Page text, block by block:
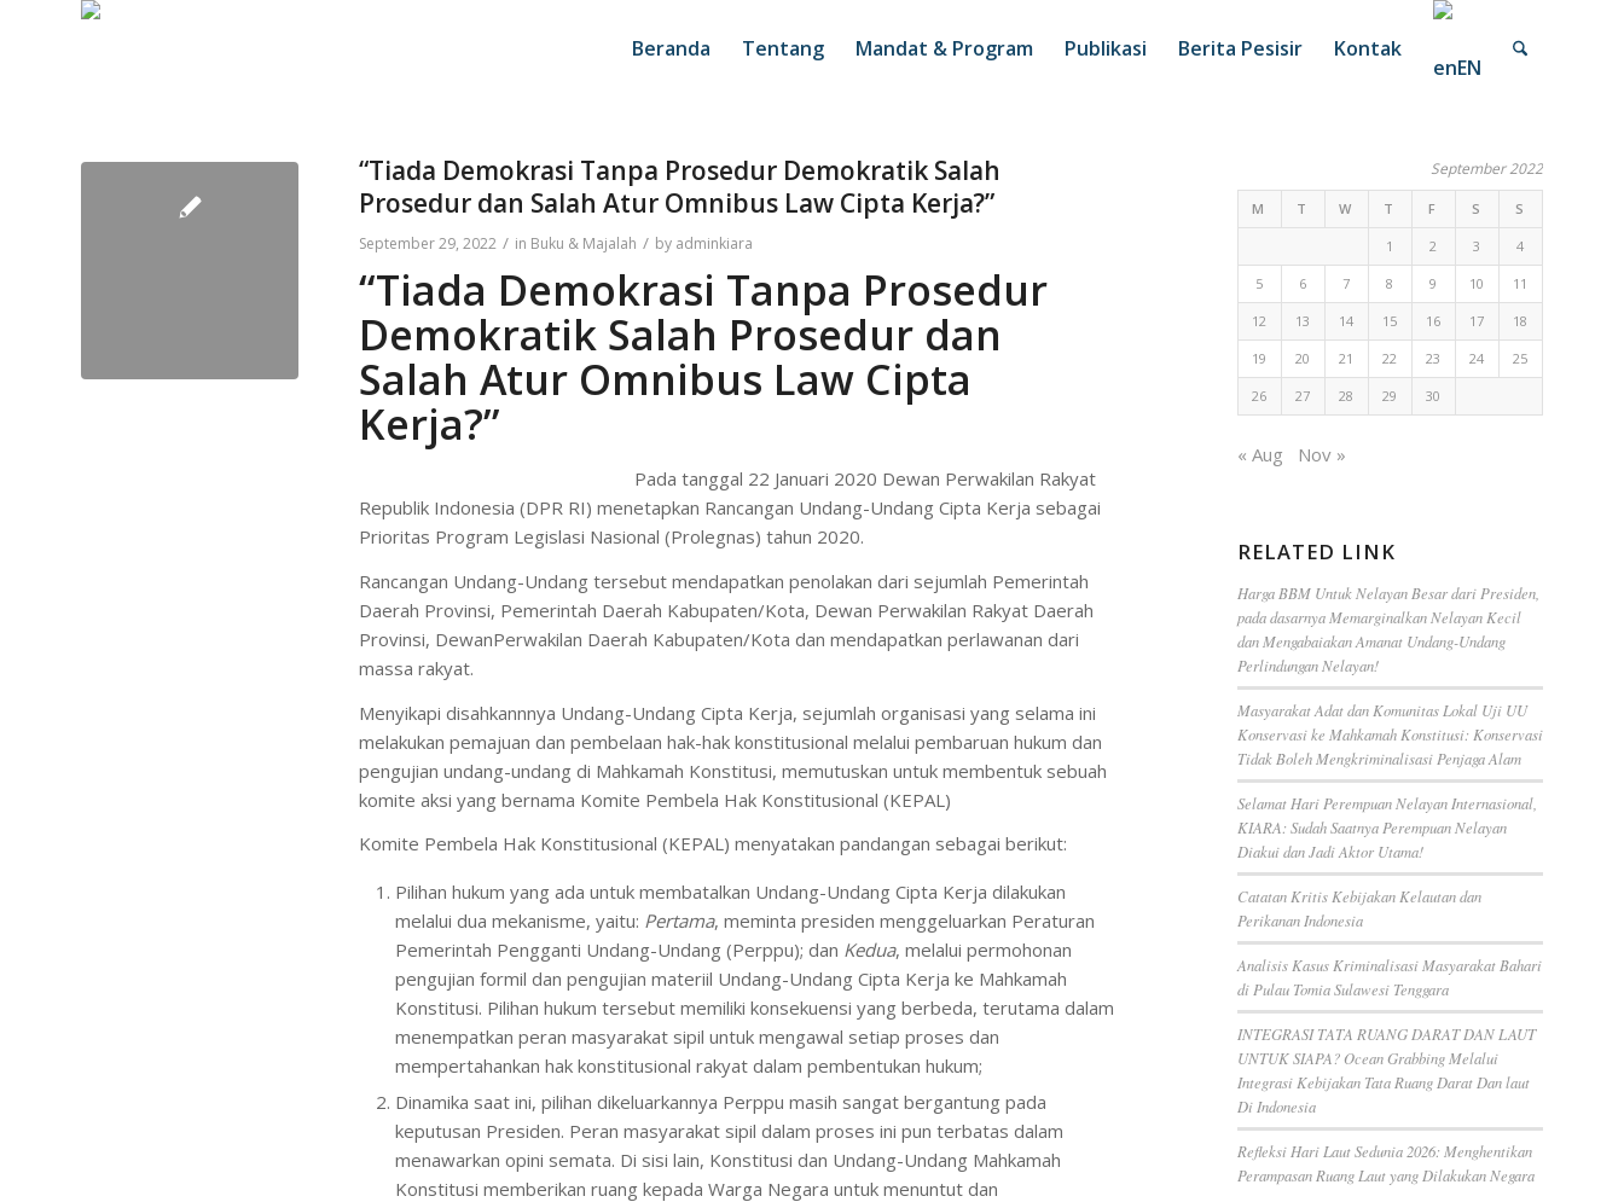
Beranda Tentang Mandat & Program Publikasi Berita Pesisir Kontak
EN
“Tiada Demokrasi Tanpa Prosedur Demokratik Salah
Prosedur dan Salah Atur Omnibus Law Cipta Kerja?”
September 29, 2022 / in Buku & Majalah / by adminkiara
“Tiada Demokrasi Tanpa Prosedur
Demokratik Salah Prosedur dan
Salah Atur Omnibus Law Cipta
Kerja?”
Pada tanggal 22 Januari 2020 Dewan Perwakilan Rakyat
Republik Indonesia (DPR RI) menetapkan Rancangan Undang-Undang Cipta Kerja sebagai
Prioritas Program Legislasi Nasional (Prolegnas) tahun 2020.
Rancangan Undang-Undang tersebut mendapatkan penolakan dari sejumlah Pemerintah
Daerah Provinsi, Pemerintah Daerah Kabupaten/Kota, Dewan Perwakilan Rakyat Daerah
Provinsi, DewanPerwakilan Daerah Kabupaten/Kota dan mendapatkan perlawanan dari
massa rakyat.
Menyikapi disahkannnya Undang-Undang Cipta Kerja, sejumlah organisasi yang selama ini
melakukan pemajuan dan pembelaan hak-hak konstitusional melalui pembaruan hukum dan
pengujian undang-undang di Mahkamah Konstitusi, memutuskan untuk membentuk sebuah
komite aksi yang bernama Komite Pembela Hak Konstitusional (KEPAL)
Komite Pembela Hak Konstitusional (KEPAL) menyatakan pandangan sebagai berikut:
Pilihan hukum yang ada untuk membatalkan Undang-Undang Cipta Kerja dilakukan
melalui dua mekanisme, yaitu: Pertama, meminta presiden menggeluarkan Peraturan
Pemerintah Pengganti Undang-Undang (Perppu); dan Kedua, melalui permohonan
pengujian formil dan pengujian materiil Undang-Undang Cipta Kerja ke Mahkamah
Konstitusi. Pilihan hukum tersebut memiliki konsekuensi yang berbeda, terutama dalam
menempatkan peran masyarakat sipil untuk mengawal setiap proses dan
mempertahankan hak konstitusional rakyat dalam pembentukan hukum;
Dinamika saat ini, pilihan dikeluarkannya Perppu masih sangat bergantung pada
keputusan Presiden. Peran masyarakat sipil dalam proses ini pun terbatas dalam
menawarkan opini semata. Di sisi lain, Konstitusi dan Undang-Undang Mahkamah
Konstitusi memberikan ruang kepada Warga Negara untuk menuntut dan
September 2022
M T W T F S S
1 2 3 4
5 6 7 8 9 10 11
12 13 14 15 16 17 18
19 20 21 22 23 24 25
26 27 28 29 30
« Aug Nov »
RELATED LINK
Harga BBM Untuk Nelayan Besar dari Presiden,
pada dasarnya Memarginalkan Nelayan Kecil
dan Mengabaiakan Amanat Undang-Undang
Perlindungan Nelayan!
Masyarakat Adat dan Komunitas Lokal Uji UU
Konservasi ke Mahkamah Konstitusi: Konservasi
Tidak Boleh Mengkriminalisasi Penjaga Alam
Selamat Hari Perempuan Nelayan Internasional,
KIARA: Sudah Saatnya Perempuan Nelayan
Diakui dan Jadi Aktor Utama!
Catatan Kritis Kebijakan Kelautan dan
Perikanan Indonesia
Analisis Kasus Kriminalisasi Masyarakat Bahari
di Pulau Tomia Sulawesi Tenggara
INTEGRASI TATA RUANG DARAT DAN LAUT
UNTUK SIAPA? Ocean Grabbing Melalui
Integrasi Kebijakan Tata Ruang Darat Dan laut
Di Indonesia
Refleksi Hari Laut Sedunia 2026: Menghentikan
Perampasan Ruang Laut yang Dilakukan Negara